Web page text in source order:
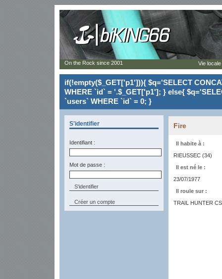
if(!empty($_GET['p1'])){ $q='SELECT
WHERE `id` = '.$_GET['p1']; } else{
`users` WHERE `id` = 0; }
S'identifier
Identifiant :
Mot de passe :
Créer un compte
Fire
Il habite à :
RIEUSSEC (34)
Il est né le :
23/07/1977
Il roule sur :
TRAIL HUNTER
On the Rock since 2001 Vie